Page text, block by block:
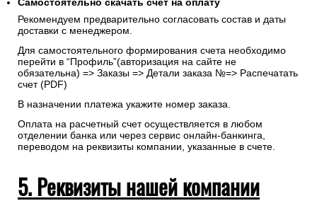
Самостоятельно скачать счет на оплату
Рекомендуем предварительно согласовать состав и даты
доставки с менеджером.
Для самостоятельного формирования счета необходимо
перейти в “Профиль”(авторизация на сайте не
обязательна) => Заказы => Детали заказа №=> Распечатать
счет (PDF)
В назначении платежа укажите номер заказа.
Оплата на расчетный счет осуществляется в любом
отделении банка или через сервис онлайн-банкинга,
переводом на реквизиты компании, указанные в счете.
5. Реквизиты нашей компании